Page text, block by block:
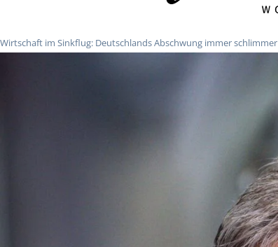
Wirtschaft im Sinkflug: Deutschlands Abschwung immer schlimmer